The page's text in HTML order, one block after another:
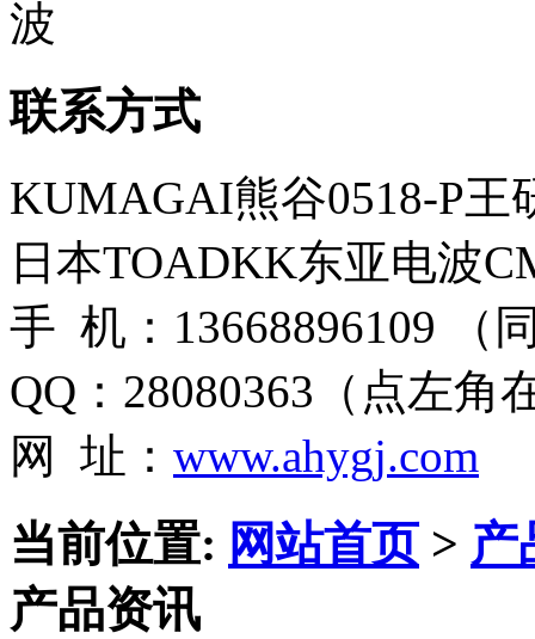
联系方式
KUMAGAI熊谷0518-P王
日本TOADKK东亚电波
手 机：13668896109 （
QQ：28080363（点左角
网 址： www.ahygj.com
当前位置: 网站首页> 产
产品资讯